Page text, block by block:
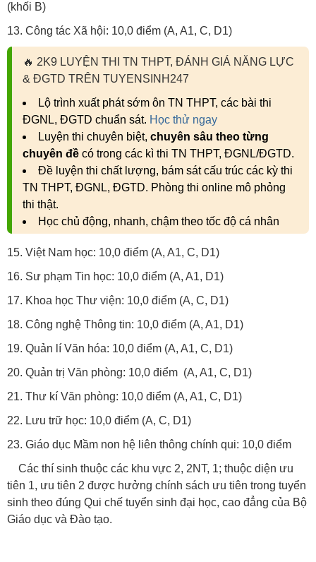
(khối B)
13. Công tác Xã hội: 10,0 điểm (A, A1, C, D1)
🔥 2K9 LUYỆN THI TN THPT, ĐÁNH GIÁ NĂNG LỰC
& ĐGTD TRÊN TUYENSINH247
Lộ trình xuất phát sớm ôn TN THPT, các bài thi
ĐGNL, ĐGTD chuẩn sát. Học thử ngay
Luyện thi chuyên biệt, chuyên sâu theo từng
chuyên đề có trong các kì thi TN THPT, ĐGNL/ĐGTD.
Đề luyện thi chất lượng, bám sát cấu trúc các kỳ thi
TN THPT, ĐGNL, ĐGTD. Phòng thi online mô phỏng
thi thật.
Học chủ động, nhanh, chậm theo tốc độ cá nhân
15. Việt Nam học: 10,0 điểm (A, A1, C, D1)
16. Sư phạm Tin học: 10,0 điểm (A, A1, D1)
17. Khoa học Thư viện: 10,0 điểm (A, C, D1)
18. Công nghệ Thông tin: 10,0 điểm (A, A1, D1)
19. Quản lí Văn hóa: 10,0 điểm (A, A1, C, D1)
20. Quản trị Văn phòng: 10,0 điểm (A, A1, C, D1)
21. Thư kí Văn phòng: 10,0 điểm (A, A1, C, D1)
22. Lưu trữ học: 10,0 điểm (A, C, D1)
23. Giáo dục Mầm non hệ liên thông chính qui: 10,0 điểm
Các thí sinh thuộc các khu vực 2, 2NT, 1; thuộc diện ưu
tiên 1, ưu tiên 2 được hưởng chính sách ưu tiên trong tuyển
sinh theo đúng Qui chế tuyển sinh đại học, cao đẳng của Bộ
Giáo dục và Đào tạo.